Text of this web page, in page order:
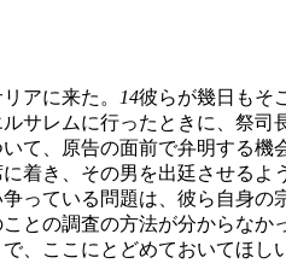
アに来た。 14彼らが幾日もそ
サレムに行ったときに、祭
て、原告の面前で弁明する機
着き、その男を出廷させるよ
っている問題は、彼ら自身
との調査の方法が分からな
、ここにとどめておいてほ